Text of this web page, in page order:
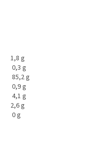
1,8 g
0,3 g
85,2 g
0,9 g
4,1 g
2,6 g
0 g